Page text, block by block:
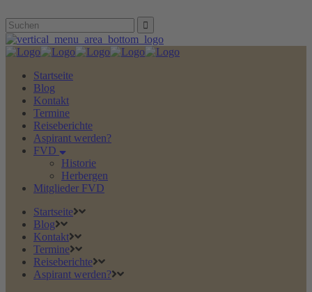
Search
for:
Startseite
Blog
Kontakt
Termine
Reiseberichte
Aspirant werden?
FVD
Historie
Herbergen
Mitglieder FVD
Startseite
Blog
Kontakt
Termine
Reiseberichte
Aspirant werden?